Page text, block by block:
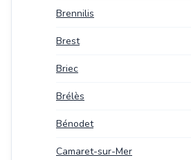
Brennilis
Brest
Briec
Brélès
Bénodet
Camaret-sur-Mer